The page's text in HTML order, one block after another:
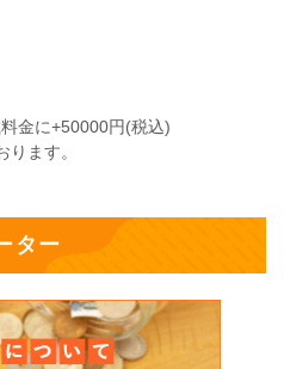
金に+50000円(税込)
ます。
ター